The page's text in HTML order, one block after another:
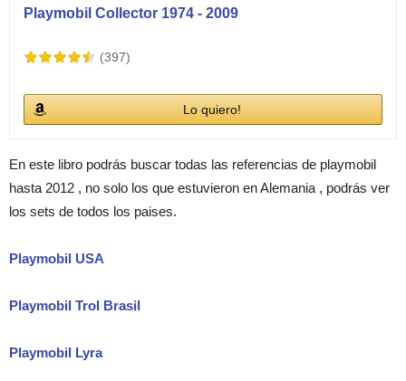
Playmobil Collector 1974 - 2009
(397)
Lo quiero!
En este libro podrás buscar todas las referencias de playmobil
hasta 2012 , no solo los que estuvieron en Alemania , podrás ver
los sets de todos los paises.
Playmobil USA
Playmobil Trol Brasil
Playmobil Lyra